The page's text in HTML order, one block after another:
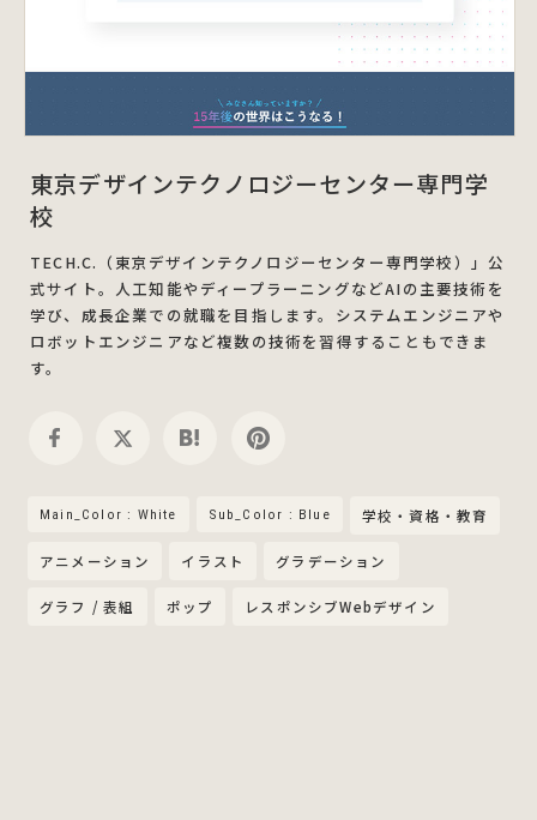
東京デザインテクノロジーセンター専門学
校
TECH.C.（東京デザインテクノロジーセンター専門学校）」公
式サイト。人工知能やディープラーニングなどAIの主要技術を
学び、成長企業での就職を目指します。システムエンジニアや
ロボットエンジニアなど複数の技術を習得することもできま
す。
Main_Color : White Sub_Color : Blue 学校・資格・教育
アニメーション イラスト グラデーション
グラフ / 表組 ポップ レスポンシブWebデザイン